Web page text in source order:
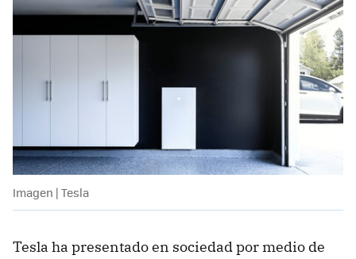
Imagen | Tesla
Tesla ha presentado en sociedad por medio de